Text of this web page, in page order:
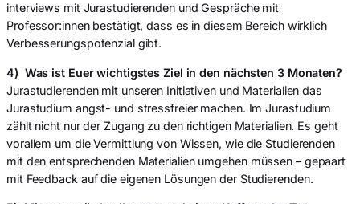
interviews mit Jurastudierenden und Gespräche mit
Professor:innen bestätigt, dass es in diesem Bereich wirklich
Verbesserungspotenzial gibt.
4) Was ist Euer wichtigstes Ziel in den nächsten 3 Monaten?
Jurastudierenden mit unseren Initiativen und Materialien das
Jurastudium angst- und stressfreier machen. Im Jurastudium
zählt nicht nur der Zugang zu den richtigen Materialien. Es geht
vorallem um die Vermittlung von Wissen, wie die Studierenden
mit den entsprechenden Materialien umgehen müssen – gepaart
mit Feedback auf die eigenen Lösungen der Studierenden.